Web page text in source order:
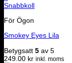
Snabbkoll
För Ögon
Smokey Eyes Lila
Betygsatt 5 av 5
249.00 kr inkl. moms